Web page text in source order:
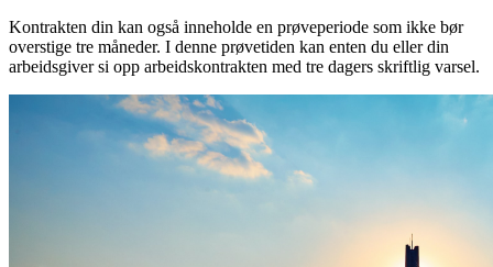
Kontrakten din kan også inneholde en prøveperiode som ikke bør
overstige tre måneder. I denne prøvetiden kan enten du eller din
arbeidsgiver si opp arbeidskontrakten med tre dagers skriftlig varsel.